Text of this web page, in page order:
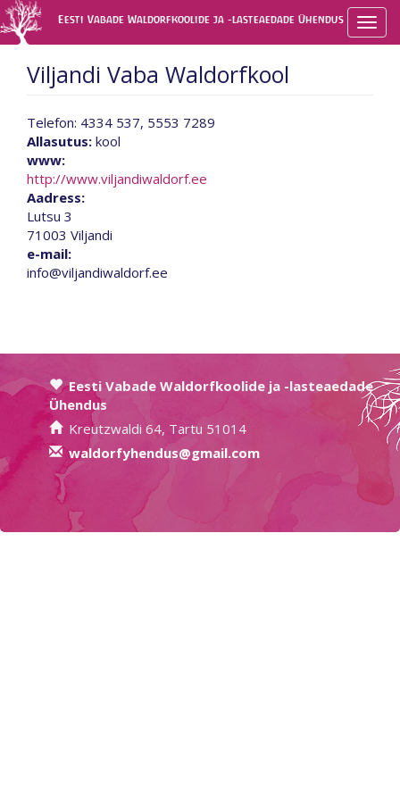
Liigu
edasi
põhisisu
juurde
Eesti Vabade Waldorfkoolide ja -lasteaedade Ühendus
Viljandi Vaba Waldorfkool
Telefon: 4334 537, 5553 7289
Allasutus: kool
www:
http://www.viljandiwaldorf.ee
Aadress:
Lutsu 3
71003 Viljandi
e-mail:
info@viljandiwaldorf.ee
Eesti Vabade Waldorfkoolide ja -lasteaedade
Ühendus
Kreutzwaldi 64, Tartu 51014
waldorfyhendus@gmail.com